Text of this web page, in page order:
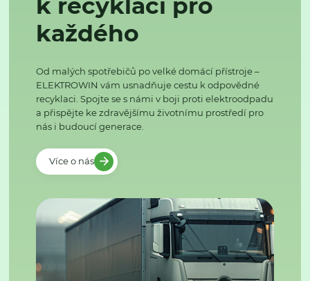
k recyklaci pro
každého
Od malých spotřebičů po velké domácí přístroje –
ELEKTROWIN vám usnadňuje cestu k odpovědné
recyklaci. Spojte se s námi v boji proti elektroodpadu
a přispějte ke zdravějšímu životnímu prostředí pro
nás i budoucí generace.
Více o nás